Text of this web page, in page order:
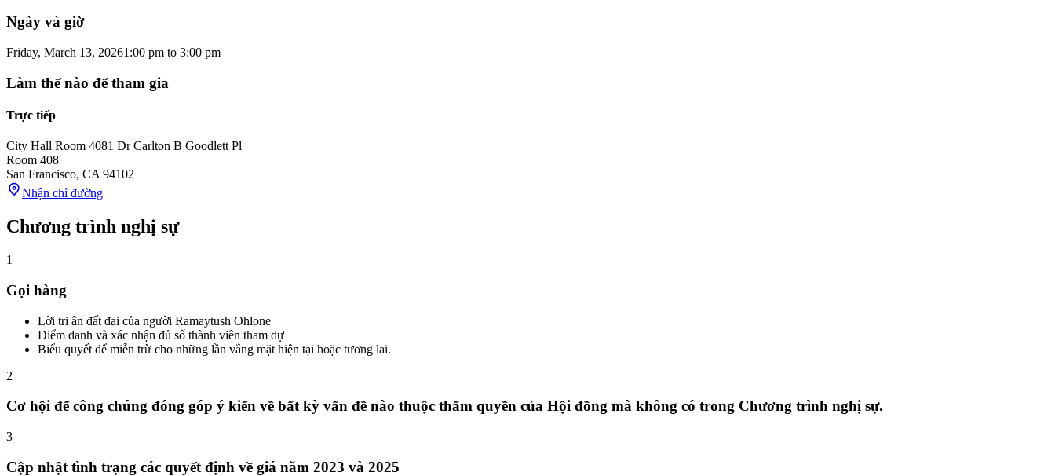
Ngày và giờ
Friday, March 13, 20261:00 pm to 3:00 pm
Làm thế nào để tham gia
Trực tiếp
City Hall Room 4081 Dr Carlton B Goodlett Pl
Room 408
San Francisco, CA 94102
Nhận chỉ đường
Chương trình nghị sự
1
Gọi hàng
Lời tri ân đất đai của người Ramaytush Ohlone
Điểm danh và xác nhận đủ số thành viên tham dự
Biểu quyết để miễn trừ cho những lần vắng mặt hiện tại hoặc tương lai.
2
Cơ hội để công chúng đóng góp ý kiến ​​về bất kỳ vấn đề nào thuộc thẩm quyền của Hội đồng mà không có trong Chương trình nghị sự.
3
Cập nhật tình trạng các quyết định về giá năm 2023 và 2025